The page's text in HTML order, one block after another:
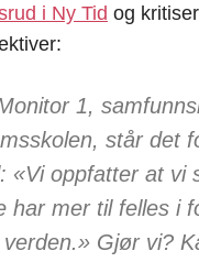
i Ny Tid og
1,
står det
«Vi oppfatter at vi
har mer til felles i
Gjør vi?